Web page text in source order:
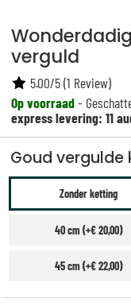
verguld
Op voorraad-
express levering: 11
5.00/5(1 Review)
Goud vergulde
Zonder ketting
40 cm (+€ 20,00)
45 cm (+€ 22,00)